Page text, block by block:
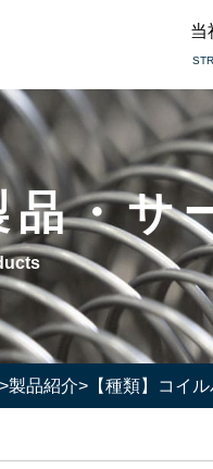
当
品・サ
>製品紹介> 【種類】コイ